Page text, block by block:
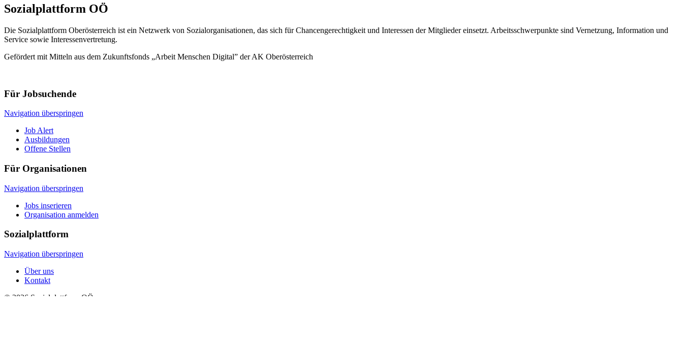
Sozialplattform OÖ
Die Sozialplattform Oberösterreich ist ein Netzwerk von Sozialorganisationen, das sich für Chancengerechtigkeit und Interessen der Mitglieder einsetzt. Arbeitsschwerpunkte sind Vernetzung, Information und
Service sowie Interessenvertretung.
Gefördert mit Mitteln aus dem Zukunftsfonds „Arbeit Menschen Digital” der AK Oberösterreich
Für Jobsuchende
Navigation überspringen
Job Alert
Ausbildungen
Offene Stellen
Für Organisationen
Navigation überspringen
Jobs inserieren
Organisation anmelden
Sozialplattform
Navigation überspringen
Über uns
Kontakt
© 2026 Sozialplattform OÖ